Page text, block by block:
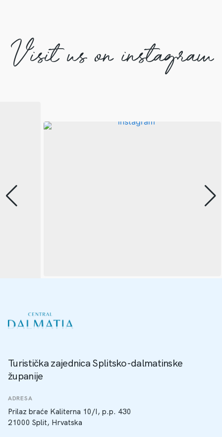
Visit us on instagram
Turistička zajednica Splitsko-dalmatinske
županije
ADRESA
Prilaz braće Kaliterna 10/I, p.p. 430
21000 Split, Hrvatska